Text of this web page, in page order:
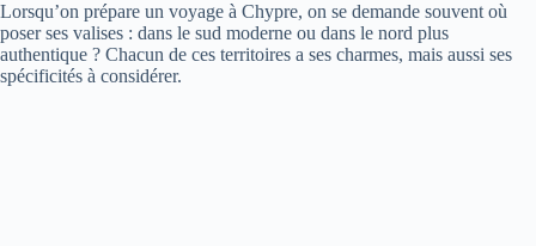
Lorsqu’on prépare un voyage à Chypre, on se demande souvent où
poser ses valises : dans le sud moderne ou dans le nord plus
authentique ? Chacun de ces territoires a ses charmes, mais aussi ses
spécificités à considérer.